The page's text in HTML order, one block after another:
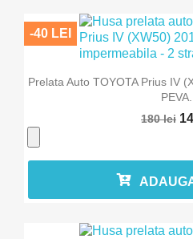
Prelata Auto TOYOTA Prius IV
PEVA...
180 lei
-40 LEI